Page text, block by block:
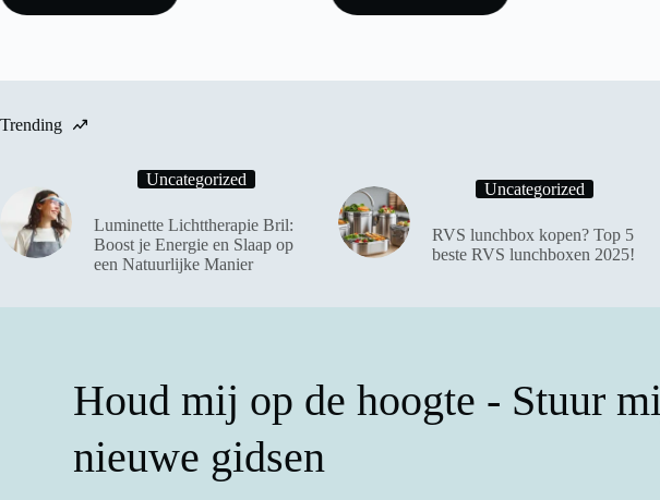
Trending
Uncategorized
Luminette Lichttherapie Bril:
Boost je Energie en Slaap op
een Natuurlijke Manier
Uncategorized
RVS lunchbox kopen? Top 5
beste RVS lunchboxen 2025!
Houd mij op de hoogte - Stuur
nieuwe gidsen